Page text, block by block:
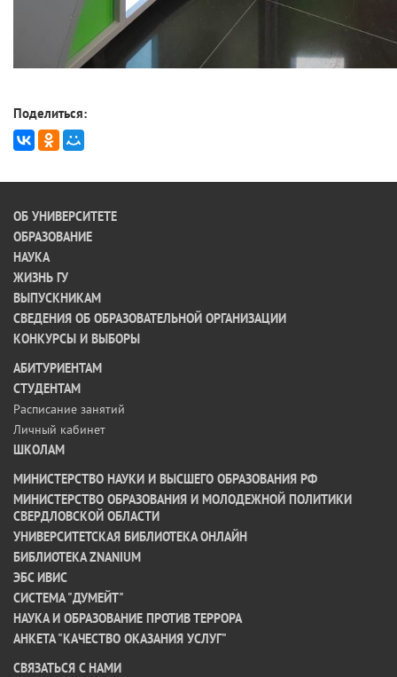
Поделиться:
ОБ УНИВЕРСИТЕТЕ
ОБРАЗОВАНИЕ
НАУКА
ЖИЗНЬ ГУ
ВЫПУСКНИКАМ
СВЕДЕНИЯ ОБ ОБРАЗОВАТЕЛЬНОЙ ОРГАНИЗАЦИИ
КОНКУРСЫ И ВЫБОРЫ
АБИТУРИЕНТАМ
СТУДЕНТАМ
Расписание занятий
Личный кабинет
ШКОЛАМ
МИНИСТЕРСТВО НАУКИ И ВЫСШЕГО ОБРАЗОВАНИЯ РФ
МИНИСТЕРСТВО ОБРАЗОВАНИЯ И МОЛОДЕЖНОЙ ПОЛИТИКИ
СВЕРДЛОВСКОЙ ОБЛАСТИ
УНИВЕРСИТЕТСКАЯ БИБЛИОТЕКА ОНЛАЙН
БИБЛИОТЕКА ZNANIUM
ЭБС ИВИС
СИСТЕМА "ДУМЕЙТ"
НАУКА И ОБРАЗОВАНИЕ ПРОТИВ ТЕРРОРА
АНКЕТА "КАЧЕСТВО ОКАЗАНИЯ УСЛУГ"
CВЯЗАТЬСЯ С НАМИ